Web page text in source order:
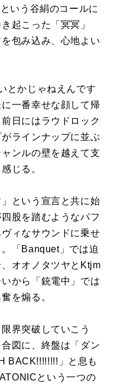
いう谷絹のコールに
起こった「冥冥」
包み込み、心地よい
とかじゃねえんです
一番幸せな顔して帰
日にはラウドロック
ラインナップに並ぶ
ンルの壁を越えて支
じる。
という宣言と共に始
股を踏むようなパフ
ィなサウンドに乗せ
「Banquet」では迫
オオノタツヤとKtjm
から「銃電中」では
を煽る。
界突破していこう
図に、終盤は「ダン
BACK!!!!!!!!」と息も
という一つの